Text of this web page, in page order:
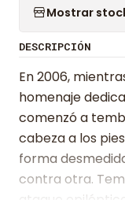
Mostrar
DESCRIPCIÓN
En 2006,
homenaje
comenzó a
cabeza a los
forma
contra otra.